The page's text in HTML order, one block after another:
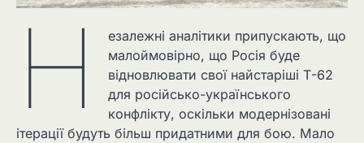
Н
езалежні аналітики припускають, що
малоймовірно, що Росія буде
відновлювати свої найстаріші Т-62
для російсько-українського
конфлікту, оскільки модернізовані
ітерації будуть більш придатними для бою. Мало